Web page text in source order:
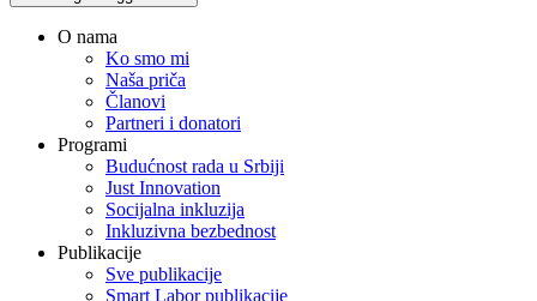
O nama
Ko smo mi
Naša priča
Članovi
Partneri i donatori
Programi
Budućnost rada u Srbiji
Just Innovation
Socijalna inkluzija
Inkluzivna bezbednost
Publikacije
Sve publikacije
Smart Labor publikacije